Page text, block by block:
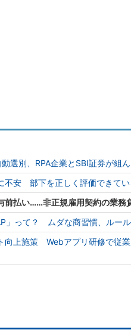
選別、RPA企業とSBI証券が組
不安 部下を正しく評価できてい
前払い……非正規雇用契約の業務
」って？ ムダな商習慣、ルー
向上施策 Webアプリ研修で従